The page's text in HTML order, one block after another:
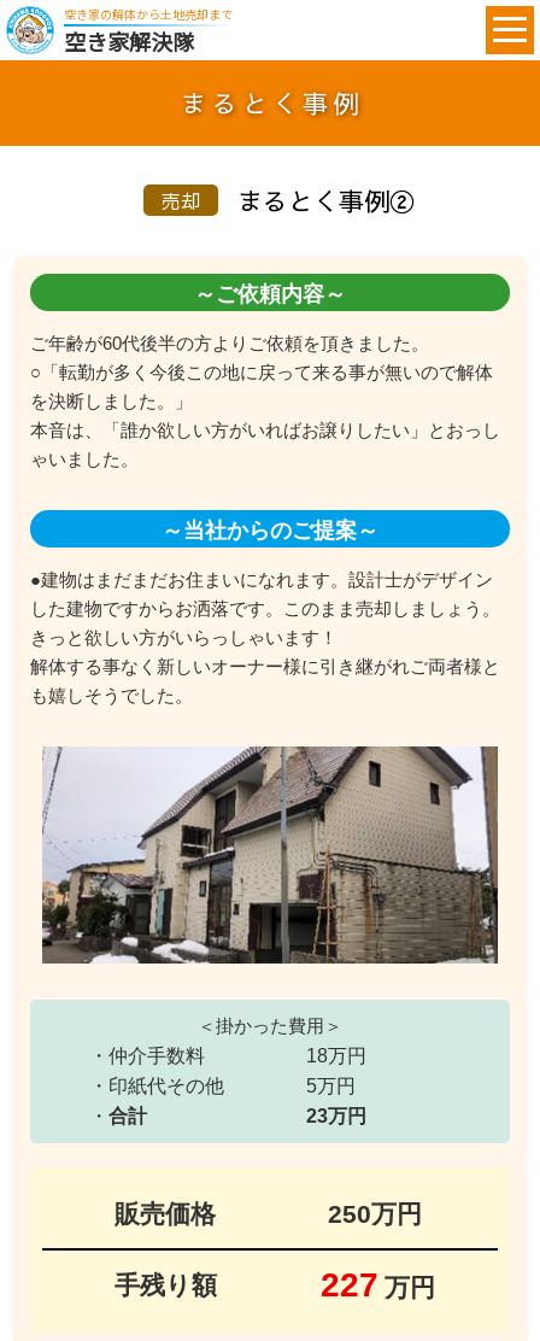
空き家の解体から土地売却まで
空き家解決隊
まるとく事例
売却 まるとく事例②
～ご依頼内容～
ご年齢が60代後半の方よりご依頼を頂きました。
○「転勤が多く今後この地に戻って来る事が無いので解体
を決断しました。」
本音は、「誰か欲しい方がいればお譲りしたい」とおっし
ゃいました。
～当社からのご提案～
●建物はまだまだお住まいになれます。設計士がデザイン
した建物ですからお洒落です。このまま売却しましょう。
きっと欲しい方がいらっしゃいます！
解体する事なく新しいオーナー様に引き継がれご両者様と
も嬉しそうでした。
＜掛かった費用＞
・仲介手数料
18万円
・印紙代その他
5万円
・ 合計 23万円
販売価格 250万円
手残り額 227 万円